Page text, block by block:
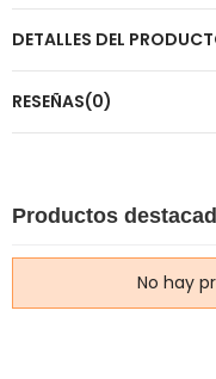
DETALLES DEL
RESEÑAS(0)
Productos
No hay